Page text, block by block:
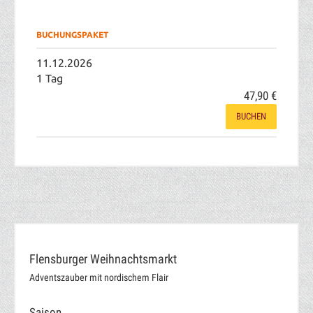
BUCHUNGSPAKET
11.12.2026
1 Tag
47,90 €
BUCHEN
Flensburger Weihnachtsmarkt
Adventszauber mit nordischem Flair